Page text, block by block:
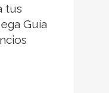
tus
Guía